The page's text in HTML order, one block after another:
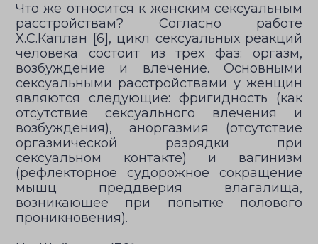
Что же относится к женским сексуальным
расстройствам? Согласно работе
Х.С.Каплан [6], цикл сексуальных реакций
человека состоит из трех фаз: оргазм,
возбуждение и влечение. Основными
сексуальными расстройствами у женщин
являются следующие: фригидность (как
отсутствие сексуального влечения и
возбуждения), аноргазмия (отсутствие
оргазмической разрядки при
сексуальном контакте) и вагинизм
(рефлекторное судорожное сокращение
мышц преддверия влагалища,
возникающее при попытке полового
проникновения).